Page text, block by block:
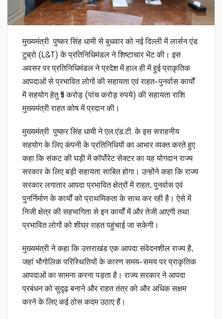
मुख्यमंत्री पुष्कर सिंह धामी से बुधवार को नई दिल्ली में लार्सन एंड
टुब्रो (L&T) के प्रतिनिधिमंडल ने शिष्टाचार भेंट की। इस
अवसर पर प्रतिनिधिमंडल ने प्रदेश में हाल ही में हुई प्राकृतिक
आपदाओं से प्रभावित लोगों की सहायता एवं राहत-पुनर्वास कार्यों
में सहयोग हेतु ₹5 करोड़ (पांच करोड़ रुपये) की सहायता राशि
मुख्यमंत्री राहत कोष में प्रदान की।
मुख्यमंत्री पुष्कर सिंह धामी ने एल.एंड.टी. के इस सराहनीय
सहयोग के लिए कंपनी के प्रतिनिधियों का आभार व्यक्त करते हुए
कहा कि संकट की घड़ी में कॉर्पोरेट सेक्टर का यह योगदान राज्य
सरकार के लिए बड़ी सहायता साबित होगा। उन्होंने कहा कि राज्य
सरकार लगातार आपदा प्रभावित क्षेत्रों में राहत, पुनर्वास एवं
पुनर्निर्माण के कार्यों को प्राथमिकता के साथ कर रही है। ऐसे में
निजी क्षेत्र की सहभागिता से इन कार्यों में और तेजी आएगी तथा
प्रभावित लोगों को शीघ्र राहत पहुंचाई जा सकेगी।
मुख्यमंत्री ने कहा कि उत्तराखंड एक आपदा संवेदनशील राज्य है,
जहां भौगोलिक परिस्थितियों के कारण समय-समय पर प्राकृतिक
आपदाओं का सामना करना पड़ता है। राज्य सरकार ने आपदा
प्रबंधन को सुदृढ़ बनाने और राहत तंत्र को और अधिक सक्षम
करने के लिए कई ठोस कदम उठाए हैं।